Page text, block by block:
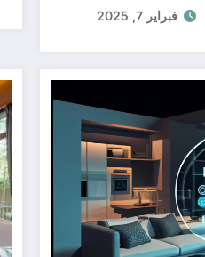
فبراير 7, 2025